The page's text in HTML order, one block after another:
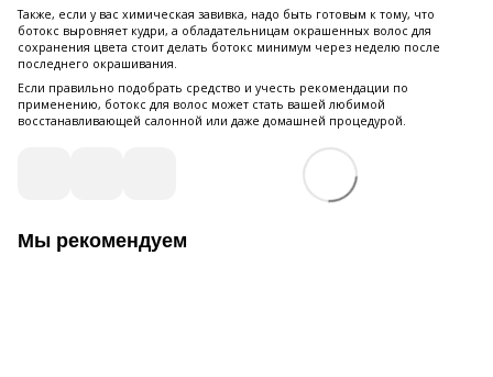
Также, если у вас химическая завивка, надо быть готовым к тому, что
ботокс выровняет кудри, а обладательницам окрашенных волос для
сохранения цвета стоит делать ботокс минимум через неделю после
последнего окрашивания.
Если правильно подобрать средство и учесть рекомендации по
применению, ботокс для волос может стать вашей любимой
восстанавливающей салонной или даже домашней процедурой.
Мы рекомендуем